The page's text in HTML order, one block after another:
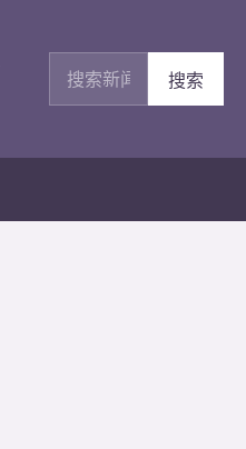
搜索新闻
搜索